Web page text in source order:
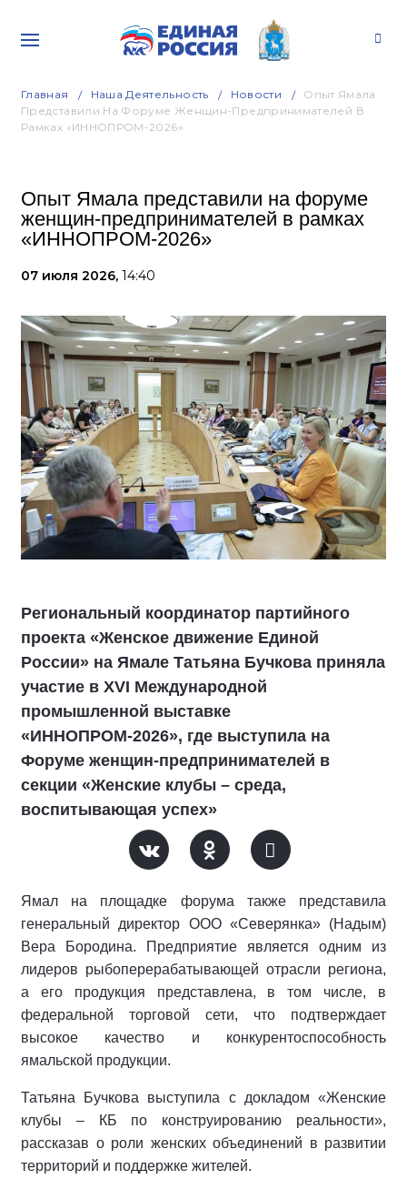
Главная Наша Деятельность Новости
Опыт Ямала
Представили На Форуме Женщин-Предпринимателей В
Рамках «ИННОПРОМ-2026»
Опыт Ямала представили на форуме
женщин-предпринимателей в рамках
«ИННОПРОМ-2026»
07 июля 2026, 14:40
Региональный координатор партийного
проекта «Женское движение Единой
России» на Ямале Татьяна Бучкова приняла
участие в XVI Международной
промышленной выставке
«ИННОПРОМ-2026», где выступила на
Форуме женщин-предпринимателей в
секции «Женские клубы – среда,
воспитывающая успех»
Ямал на площадке форума также представила
генеральный директор ООО «Северянка» (Надым)
Вера Бородина. Предприятие является одним из
лидеров рыбоперерабатывающей отрасли региона,
а его продукция представлена, в том числе, в
федеральной торговой сети, что подтверждает
высокое качество и конкурентоспособность
ямальской продукции.
Татьяна Бучкова выступила с докладом «Женские
клубы – КБ по конструированию реальности»,
рассказав о роли женских объединений в развитии
территорий и поддержке жителей.